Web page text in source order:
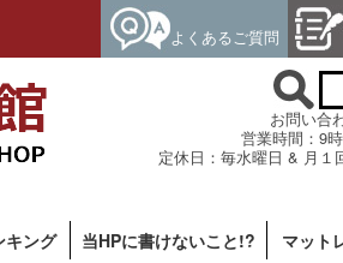
よくあるご質問
お問い合
営業時間：9
定休日：毎水曜日 & 月１
キング 当HPに書けないこと!?
マット